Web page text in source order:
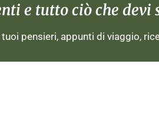
e tutto ciò che devi
tuoi pensieri, appunti di viaggio,